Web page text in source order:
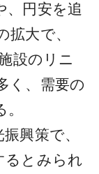
円安を追
大で、
設のリニ
く、需要の
興策で、
るとみられ